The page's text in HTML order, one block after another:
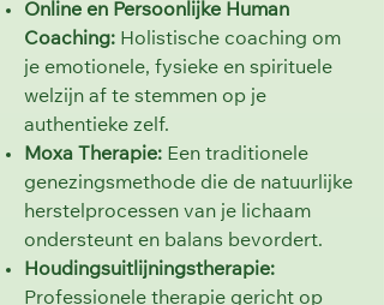
Online en Persoonlijke Human
Coaching: Holistische coaching om
je emotionele, fysieke en spirituele
welzijn af te stemmen op je
authentieke zelf.
Moxa Therapie: Een traditionele
genezingsmethode die de natuurlijke
herstelprocessen van je lichaam
ondersteunt en balans bevordert.
Houdingsuitlijningstherapie:
Professionele therapie gericht op